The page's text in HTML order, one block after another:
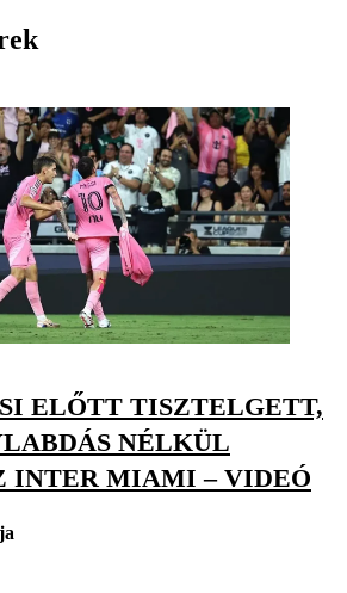
ELŐTT TISZTELGETT,
NÉLKÜL
INTER MIAMI – VIDEÓ